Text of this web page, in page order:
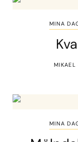
MINA
MIKAEL
MINA